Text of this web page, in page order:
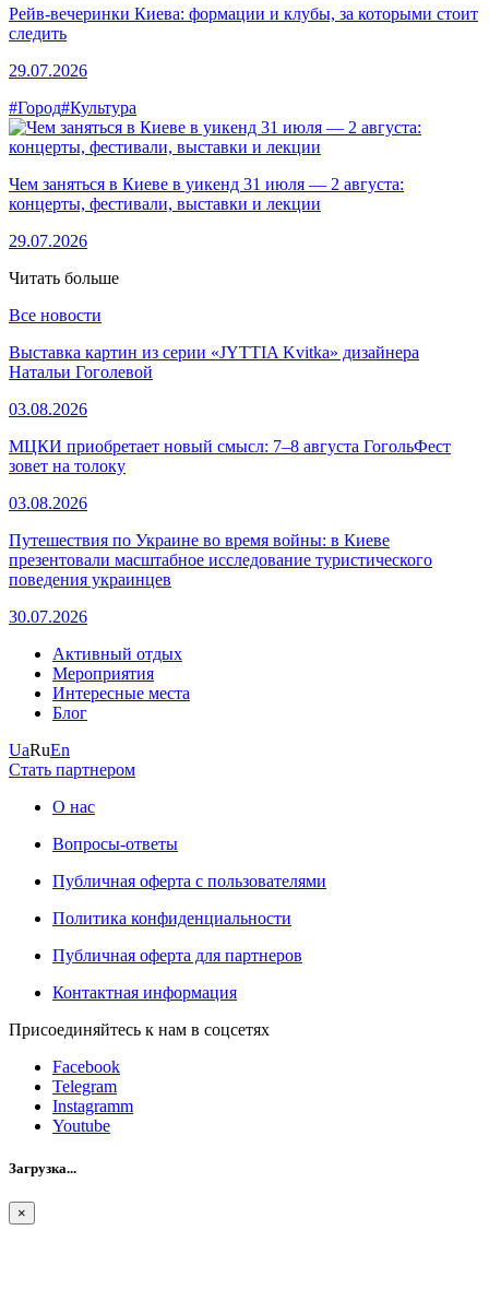
Рейв-вечеринки Киева: формации и клубы, за которыми стоит
следить
29.07.2026
#Город#Культура
Чем заняться в Киеве в уикенд 31 июля — 2 августа:
концерты, фестивали, выставки и лекции
29.07.2026
Читать больше
Все новости
Выставка картин из серии «JYTTIA Kvitka» дизайнера
Натальи Гоголевой
03.08.2026
МЦКИ приобретает новый смысл: 7–8 августа ГогольФест
зовет на толоку
03.08.2026
Путешествия по Украине во время войны: в Киеве
презентовали масштабное исследование туристического
поведения украинцев
30.07.2026
Активный отдых
Мероприятия
Интересные места
Блог
UaRuEn
Стать партнером
О нас
Вопросы-ответы
Публичная оферта с пользователями
Политика конфиденциальности
Публичная оферта для партнеров
Контактная информация
Присоединяйтесь к нам в соцсетях
Facebook
Telegram
Instagramm
Youtube
Загрузка...
×